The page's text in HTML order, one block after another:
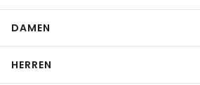
DAMEN
HERREN